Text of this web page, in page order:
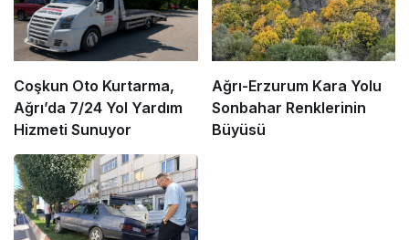
Coşkun Oto Kurtarma,
Ağrı’da 7/24 Yol Yardım
Hizmeti Sunuyor
Ağrı-Erzurum Kara Yolu
Sonbahar Renklerinin
Büyüsü